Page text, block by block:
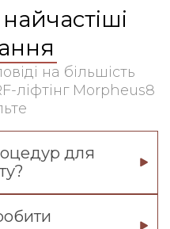
на більшість
ліфтінг Morpheus8
для